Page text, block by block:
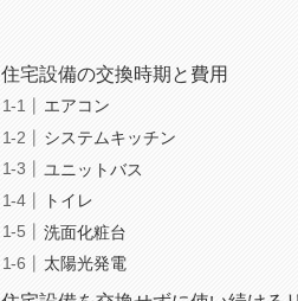
住宅設備の交換時期と費用
エアコン
システムキッチン
ユニットバス
トイレ
洗面化粧台
太陽光発電